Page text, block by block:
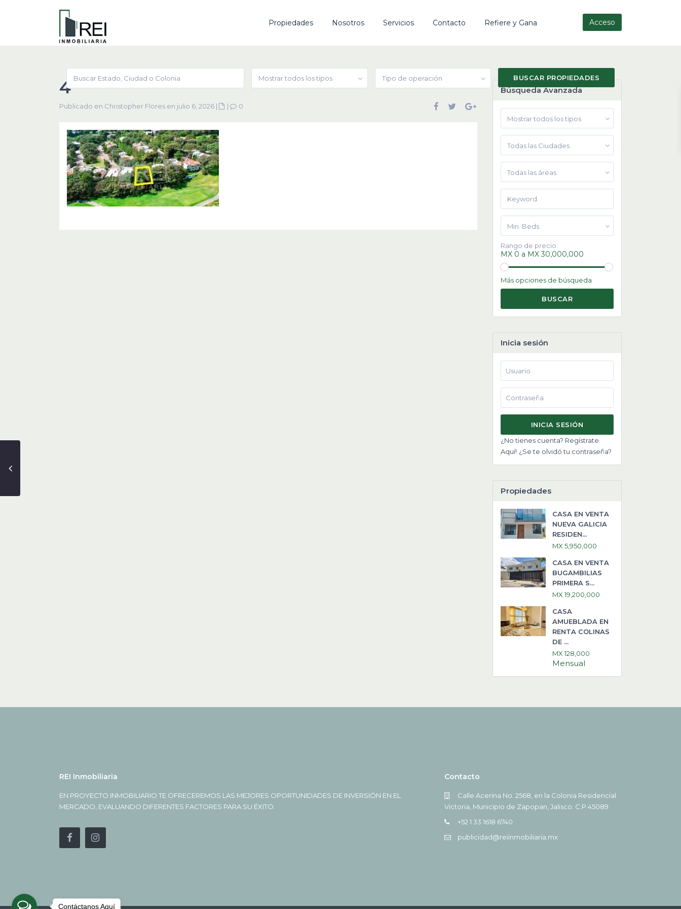
Acceso
Propiedades Nosotros Servicios Contacto Refiere y Gana
Mostrar todos los tipos Tipo de operación
4
Publicado en Christopher Flores en julio 6, 2026 | | 0
Búsqueda Avanzada
Mostrar todos los tipos
Todas las Ciudades
Todas las áreas
Min. Beds
Rango de precio:
MX 0 a MX 30,000,000
Más opciones de búsqueda
BUSCAR
Inicia sesión
INICIA SESIÓN
¿No tienes cuenta? Regístrate
Aquí! ¿Se te olvidó tu contraseña?
Propiedades
CASA EN VENTA
NUEVA GALICIA
RESIDEN...
MX 5,950,000
CASA EN VENTA
BUGAMBILIAS
PRIMERA S...
MX 19,200,000
CASA
AMUEBLADA EN
RENTA COLINAS
DE ...
MX 128,000
Mensual
REI Inmobiliaria
EN PROYECTO INMOBILIARIO TE OFRECEREMOS LAS MEJORES OPORTUNIDADES DE INVERSIÓN EN EL
MERCADO, EVALUANDO DIFERENTES FACTORES PARA SU ÉXITO.
Contacto
Calle Acerina No. 2568, en la Colonia Residencial
Victoria, Municipio de Zapopan, Jalisco. C.P 45089
+52 1 33 1618 6740
publicidad@reiinmobiliaria.mx
Contáctanos Aquí